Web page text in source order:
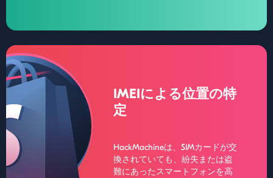
ます。
IMEIによる位置の特
定
HackMachineは、SIMカードが交
換されていても、紛失または盗
難にあったスマートフォンを高